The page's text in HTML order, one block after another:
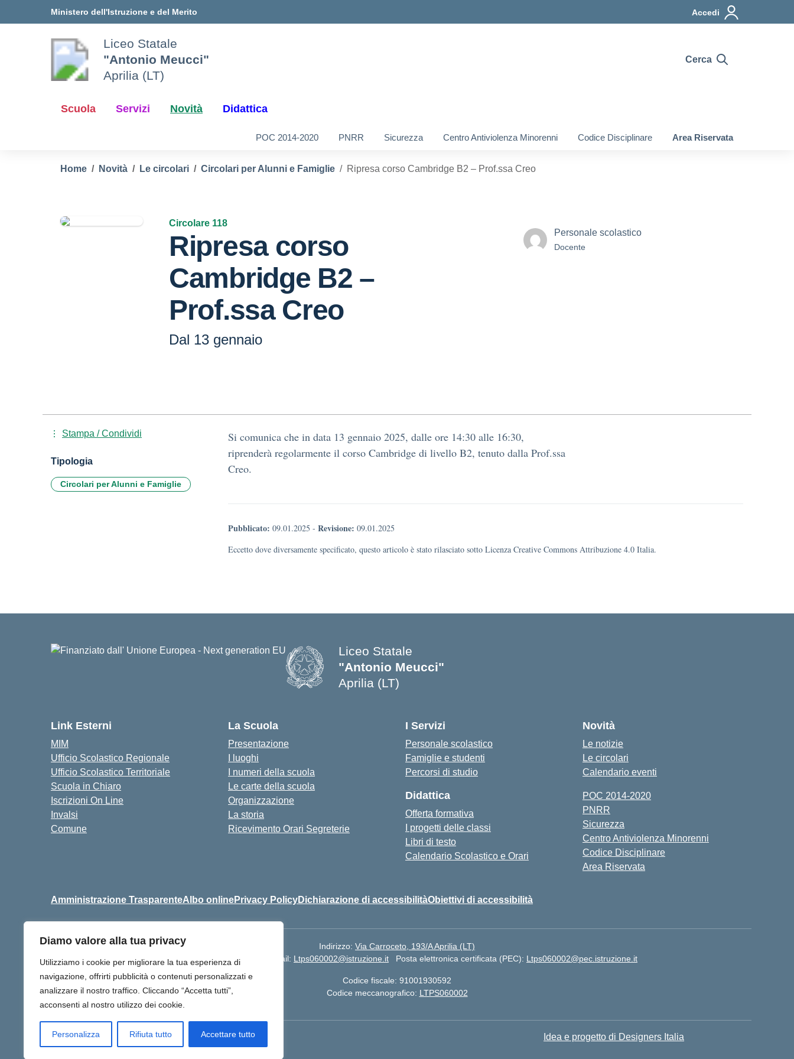
Diamo valore alla tua privacy
Utilizziamo i cookie per migliorare la tua esperienza di
navigazione, offrirti pubblicità o contenuti personalizzati e
analizzare il nostro traffico. Cliccando “Accetta tutti”,
acconsenti al nostro utilizzo dei cookie.
Personalizza Rifiuta tutto Accettare tutto
Ministero dell'Istruzione e del Merito Accedi
Liceo Statale
"Antonio Meucci"
Aprilia (LT)
Cerca
Scuola Servizi Novità Didattica
POC 2014-2020 PNRR Sicurezza Centro Antiviolenza Minorenni Codice Disciplinare Area Riservata
Home Novità Le circolari Circolari per Alunni e Famiglie Ripresa corso Cambridge B2 – Prof.ssa Creo
Circolare 118
Ripresa corso
Cambridge B2 –
Prof.ssa Creo
Dal 13 gennaio
Personale scolastico
Docente
Si comunica che in data 13 gennaio 2025, dalle ore 14:30 alle 16:30,
riprenderà regolarmente il corso Cambridge di livello B2, tenuto dalla Prof.ssa
Creo.
Pubblicato: 09.01.2025 - Revisione: 09.01.2025
Eccetto dove diversamente specificato, questo articolo è stato rilasciato sotto Licenza Creative Commons Attribuzione 4.0 Italia.
Stampa / Condividi
Tipologia
Circolari per Alunni e Famiglie
Liceo Statale
"Antonio Meucci"
Aprilia (LT)
Link Esterni
MIM
Ufficio Scolastico Regionale
Ufficio Scolastico Territoriale
Scuola in Chiaro
Iscrizioni On Line
Invalsi
Comune
La Scuola
Presentazione
I luoghi
I numeri della scuola
Le carte della scuola
Organizzazione
La storia
Ricevimento Orari Segreterie
I Servizi
Personale scolastico
Famiglie e studenti
Percorsi di studio
Didattica
Offerta formativa
I progetti delle classi
Libri di testo
Calendario Scolastico e Orari
Novità
Le notizie
Le circolari
Calendario eventi
POC 2014-2020
PNRR
Sicurezza
Centro Antiviolenza Minorenni
Codice Disciplinare
Area Riservata
Amministrazione TrasparenteAlbo onlinePrivacy PolicyDichiarazione di accessibilitàObiettivi di accessibilità
Indirizzo: Via Carroceto, 193/A Aprilia (LT)
Centralino:
+39 06 9257678 Email: Ltps060002@istruzione.it Posta elettronica certificata (PEC): Ltps060002@pec.istruzione.it
Codice fiscale: 91001930592
Codice meccanografico: LTPS060002
Idea e progetto di Designers Italia